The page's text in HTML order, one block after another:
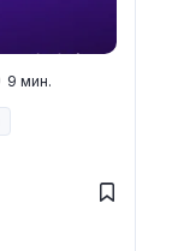
9 мин.